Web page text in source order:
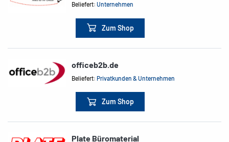
Beliefert:Unternehmen
Zum Shop
officeb2b.de
Beliefert:Privatkunden & Unternehmen
Zum Shop
Plate Büromaterial